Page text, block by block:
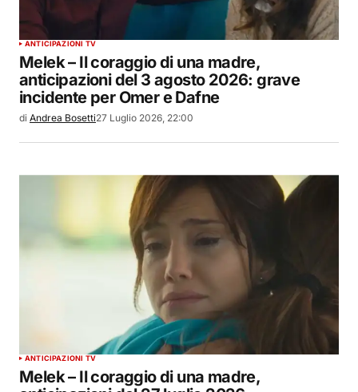
ANTICIPAZIONI TV
Melek – Il coraggio di una madre,
anticipazioni del 3 agosto 2026: grave
incidente per Omer e Dafne
di Andrea Bosetti27 Luglio 2026, 22:00
ANTICIPAZIONI TV
Melek – Il coraggio di una madre,